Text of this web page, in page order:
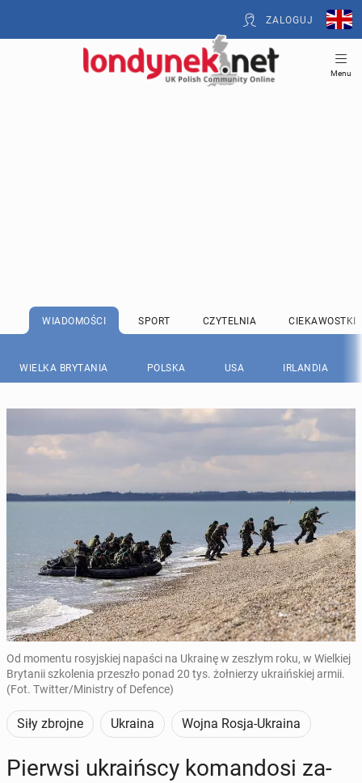
ZALOGUJ
Menu
WIADOMOŚCI SPORT CZYTELNIA CIEKAWOSTKI
WIELKA BRYTANIA POLSKA USA IRLANDIA
Od momentu rosyjskiej napaści na Ukrainę w zeszłym roku, w Wielkiej
Brytanii szkolenia przeszło ponad 20 tys. żołnierzy ukraińskiej armii.
(Fot. Twitter/Ministry of Defence)
Siły zbrojne Ukraina Wojna Rosja-Ukraina
Pierwsi ukra­iń­scy ko­man­do­si za­